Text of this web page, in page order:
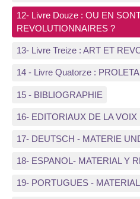
12- Livre Douze : OU EN
REVOLUTIONNAIRES ?
13- Livre Treize : ART ET
14 - Livre Quatorze :
15 - BIBLIOGRAPHIE
16- EDITORIAUX DE LA
17- DEUTSCH - MATERIE
18- ESPANOL- MATERIAL Y
19- PORTUGUES -